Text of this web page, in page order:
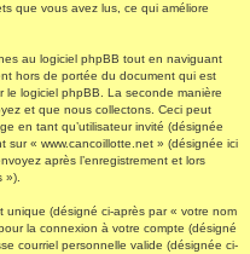
que vous avez lus, ce qui améliore
au logiciel phpBB tout en naviguant
hors de portée du document qui est
le logiciel phpBB. La seconde manière
et que nous collectons. Ceci peut
en tant qu’utilisateur invité (désignée
sur « www.cancoillotte.net » (désignée ici
après l’enregistrement et lors
»).
unique (désigné ci-après par « votre nom
la connexion à votre compte (désigné
courriel personnelle valide (désignée ci-